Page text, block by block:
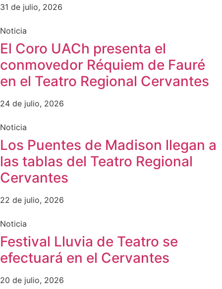
31 de julio, 2026
Noticia
El Coro UACh presenta el
conmovedor Réquiem de Fauré
en el Teatro Regional Cervantes
24 de julio, 2026
Noticia
Los Puentes de Madison llegan a
las tablas del Teatro Regional
Cervantes
22 de julio, 2026
Noticia
Festival Lluvia de Teatro se
efectuará en el Cervantes
20 de julio, 2026